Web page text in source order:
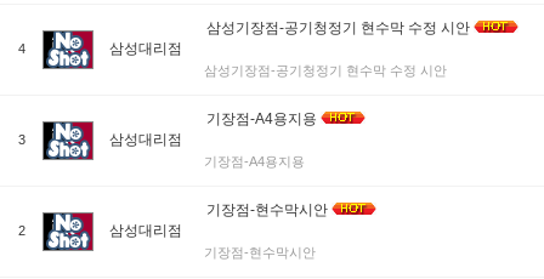
4 삼성대리점
삼성기장점-공기청정기 현수막 수정 시안
삼성기장점-공기청정기 현수막 수정 시안
3 삼성대리점
기장점-A4용지용
기장점-A4용지용
2 삼성대리점
기장점-현수막시안
기장점-현수막시안